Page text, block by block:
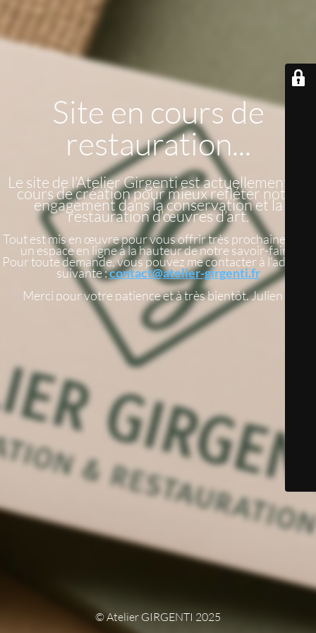
Site en cours de
restauration...
Le site de l’Atelier Girgenti est actuellement en
cours de création pour mieux refléter notre
engagement dans la conservation et la
restauration d’œuvres d’art.
Tout est mis en œuvre pour vous offrir très prochainement
un espace en ligne à la hauteur de notre savoir-faire.
Pour toute demande, vous pouvez me contacter à l'adresse
suivante :contact@atelier-girgenti.fr
Merci pour votre patience et à très bientôt. Julien G
© Atelier GIRGENTI 2025